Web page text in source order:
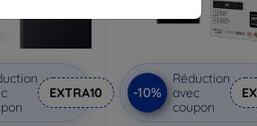
EXTRA10 -10%
Réduction
avec
coupon